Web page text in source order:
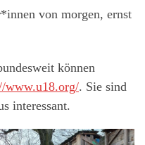
von morgen, ernst
können
www.u18.org/. Sie sind
interessant.